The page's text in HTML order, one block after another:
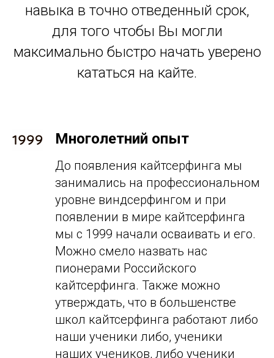
навыка в точно отведенный срок,
для того чтобы Вы могли
максимально быстро начать уверено
кататься на кайте.
Многолетний опыт
До появления кайтсерфинга мы
занимались на профессиональном
уровне виндсерфингом и при
появлении в мире кайтсерфинга
мы с 1999 начали осваивать и его.
Можно смело назвать нас
пионерами Российского
кайтсерфинга. Также можно
утверждать, что в большенстве
школ кайтсерфинга работают либо
наши ученики либо, ученики
наших учеников, либо ученики